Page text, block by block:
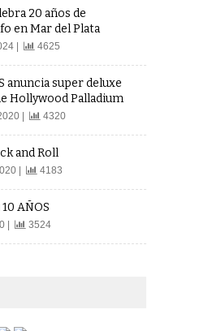
20 años de
en Mar del Plata
| 4625
anuncia super deluxe
Hollywood Palladium
| 4320
and Roll
| 4183
AÑOS
| 3524